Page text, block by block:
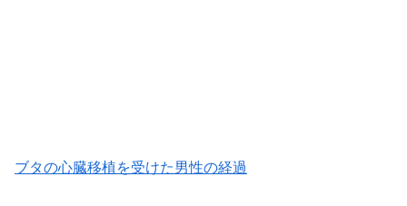
ブタの心臓移植を受けた男性の経過